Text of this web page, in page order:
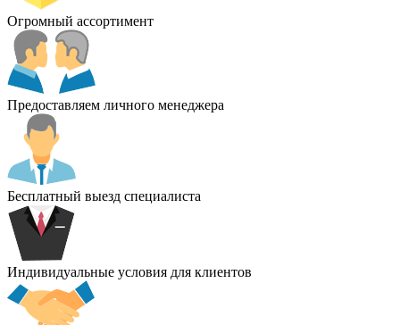
Огромный ассортимент
Предоставляем личного менеджера
Бесплатный выезд специалиста
Индивидуальные условия для клиентов